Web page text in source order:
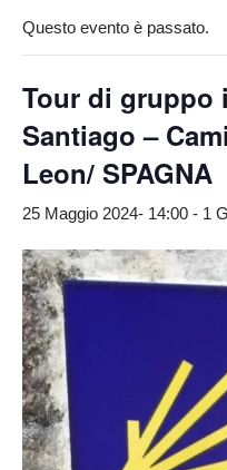
Questo evento è passato.
Tour di gruppo
Santiago –
Leon/ SPAGNA
25 Maggio 2024- 14:00 - 1